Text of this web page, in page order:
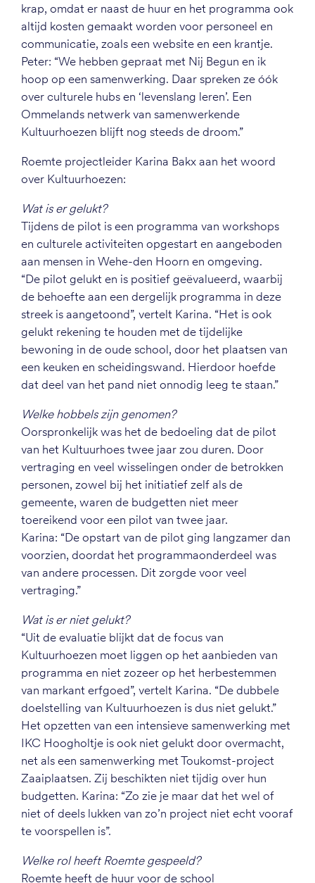
krap, omdat er naast de huur en het programma ook
altijd kosten gemaakt worden voor personeel en
communicatie, zoals een website en een krantje.
Peter: “We hebben gepraat met Nij Begun en ik
hoop op een samenwerking. Daar spreken ze óók
over culturele hubs en ‘levenslang leren’. Een
Ommelands netwerk van samenwerkende
Kultuurhoezen blijft nog steeds de droom.”
Roemte projectleider Karina Bakx aan het woord
over Kultuurhoezen:
Wat is er gelukt?
Tijdens de pilot is een programma van workshops
en culturele activiteiten opgestart en aangeboden
aan mensen in Wehe-den Hoorn en omgeving.
“De pilot gelukt en is positief geëvalueerd, waarbij
de behoefte aan een dergelijk programma in deze
streek is aangetoond”, vertelt Karina. “Het is ook
gelukt rekening te houden met de tijdelijke
bewoning in de oude school, door het plaatsen van
een keuken en scheidingswand. Hierdoor hoefde
dat deel van het pand niet onnodig leeg te staan.”
Welke hobbels zijn genomen?
Oorspronkelijk was het de bedoeling dat de pilot
van het Kultuurhoes twee jaar zou duren. Door
vertraging en veel wisselingen onder de betrokken
personen, zowel bij het initiatief zelf als de
gemeente, waren de budgetten niet meer
toereikend voor een pilot van twee jaar.
Karina: “De opstart van de pilot ging langzamer dan
voorzien, doordat het programmaonderdeel was
van andere processen. Dit zorgde voor veel
vertraging.”
Wat is er niet gelukt?
“Uit de evaluatie blijkt dat de focus van
Kultuurhoezen moet liggen op het aanbieden van
programma en niet zozeer op het herbestemmen
van markant erfgoed”, vertelt Karina. “De dubbele
doelstelling van Kultuurhoezen is dus niet gelukt.”
Het opzetten van een intensieve samenwerking met
IKC Hoogholtje is ook niet gelukt door overmacht,
net als een samenwerking met Toukomst-project
Zaaiplaatsen. Zij beschikten niet tijdig over hun
budgetten. Karina: “Zo zie je maar dat het wel of
niet of deels lukken van zo’n project niet echt vooraf
te voorspellen is”.
Welke rol heeft Roemte gespeeld?
Roemte heeft de huur voor de school